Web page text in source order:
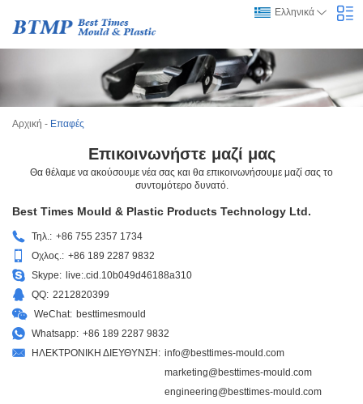
Ελληνικά
Αρχική - Επαφές
Επικοινωνήστε μαζί μας
Θα θέλαμε να ακούσουμε νέα σας και θα επικοινωνήσουμε μαζί σας το
συντομότερο δυνατό.
Best Times Mould & Plastic Products Technology Ltd.
Τηλ.: +86 755 2357 1734
Οχλος.: +86 189 2287 9832
Skype: live:.cid.10b049d46188a310
QQ: 2212820399
WeChat: besttimesmould
Whatsapp: +86 189 2287 9832
ΗΛΕΚΤΡΟΝΙΚΗ ΔΙΕΥΘΥΝΣΗ: info@besttimes-mould.com
marketing@besttimes-mould.com
engineering@besttimes-mould.com